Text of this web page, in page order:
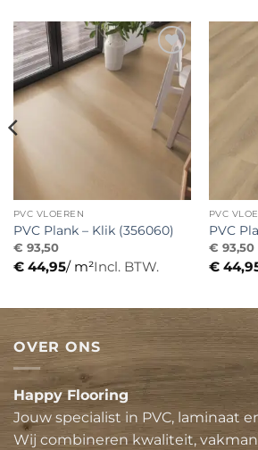
Toevoegen
aan
verlanglijst
PVC VLOEREN
PVC Plank – Klik (356060)
€ 93,50
€44,95/ m²Incl. BTW.
PVC
PVC
€ 93,50
€
OVER ONS
Happy Flooring
Jouw specialist in PVC, laminaat
Wij combineren kwaliteit,